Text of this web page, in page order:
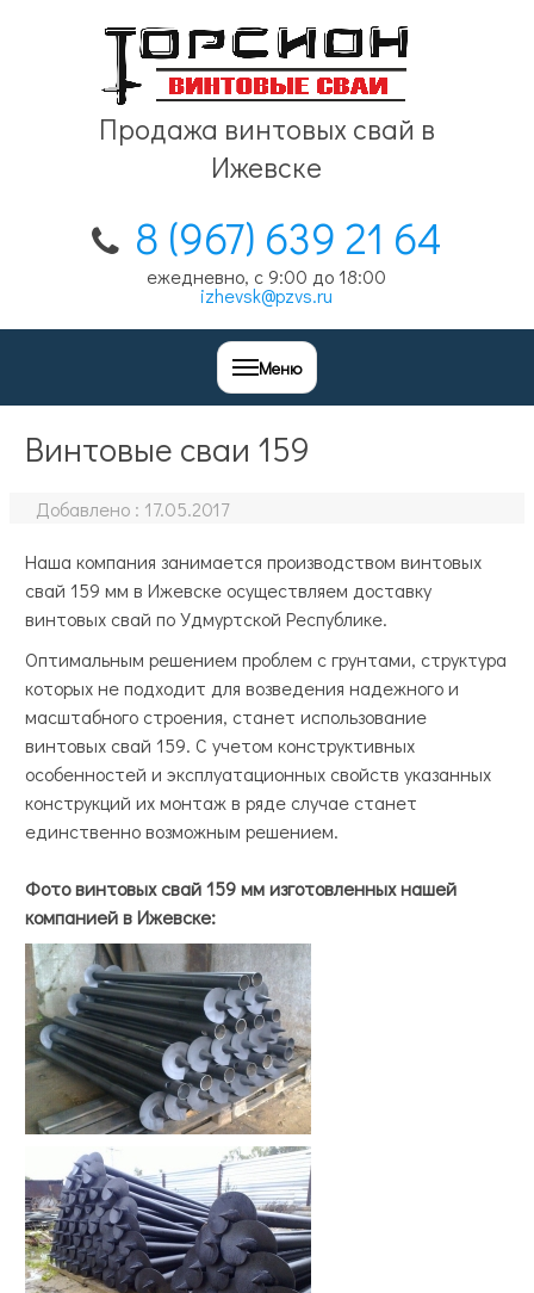
Продажа винтовых свай в
Ижевске
8 (967) 639 21 64
ежедневно, с 9:00 до 18:00
izhevsk@pzvs.ru
Меню
Винтовые сваи 159
Добавлено : 17.05.2017
Наша компания занимается производством винтовых
свай 159 мм в Ижевске осуществляем доставку
винтовых свай по Удмуртской Республике.
Оптимальным решением проблем с грунтами, структура
которых не подходит для возведения надежного и
масштабного строения, станет использование
винтовых свай 159. С учетом конструктивных
особенностей и эксплуатационных свойств указанных
конструкций их монтаж в ряде случае станет
единственно возможным решением.
Фото винтовых свай 159 мм изготовленных нашей
компанией в Ижевске: